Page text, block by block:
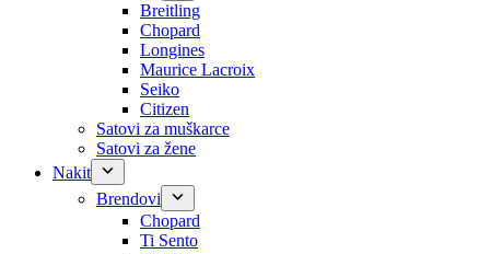
Breitling
Chopard
Longines
Maurice Lacroix
Seiko
Citizen
Satovi za muškarce
Satovi za žene
Nakit
Brendovi
Chopard
Ti Sento